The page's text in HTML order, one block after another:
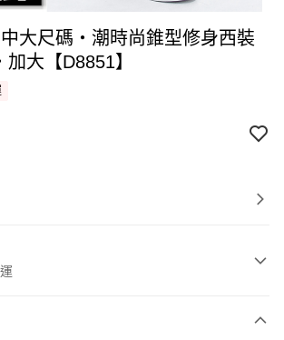
中大尺碼‧潮時尚錐型修身西裝
大【D8851】